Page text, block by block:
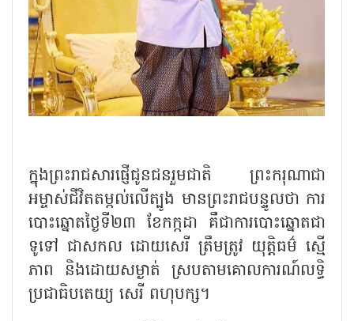
ក្នុងព្រះរាជសារផ្ញើជូនជនរួមជាតិ ព្រះករុណាជា
អម្ចាស់ជីវិតតម្កល់លើត្បូង មានព្រះរាជបន្ទូលថា ការ
បោះឆ្នោតថ្ងៃទី២៣ ខែកក្កដា គឺជាការបោះឆ្នោតជា
ទូទៅ ជាសកល ដោយសេរី ត្រឹមត្រូវ យុត្តិធម៌ ស្មើ
ភាព និងដោយសម្ងាត់ ស្របតាមគោលការណ៍លទ្ធិ
ប្រជាធិបតេយ្យ សេរី ពហុបក្ស។